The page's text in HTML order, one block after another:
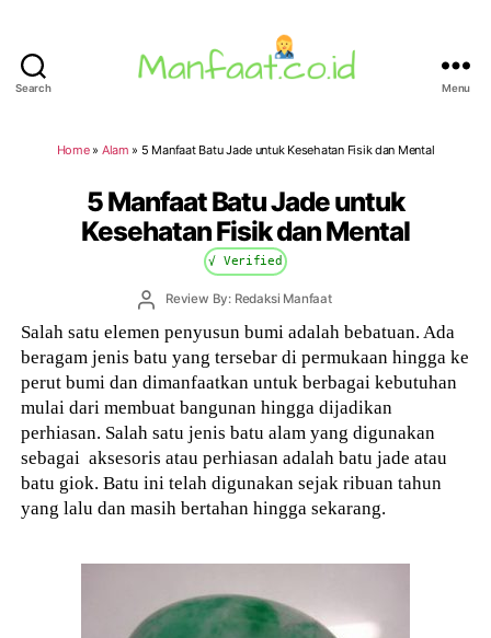
Search Menu
Home» Alam » 5 Manfaat Batu Jade untuk Kesehatan Fisik dan Mental
5 Manfaat Batu Jade untuk
Kesehatan Fisik dan Mental
√ Verified
PostReview By: Redaksi Manfaat
Salah satu elemen penyusun bumi adalah bebatuan. Ada
beragam jenis batu yang tersebar di permukaan hingga ke
perut bumi dan dimanfaatkan untuk berbagai kebutuhan
mulai dari membuat bangunan hingga dijadikan
perhiasan. Salah satu jenis batu alam yang digunakan
sebagai aksesoris atau perhiasan adalah batu jade atau
batu giok. Batu ini telah digunakan sejak ribuan tahun
yang lalu dan masih bertahan hingga sekarang.